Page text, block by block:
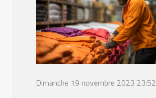
Dimanche 19 novembre 2023 23:52